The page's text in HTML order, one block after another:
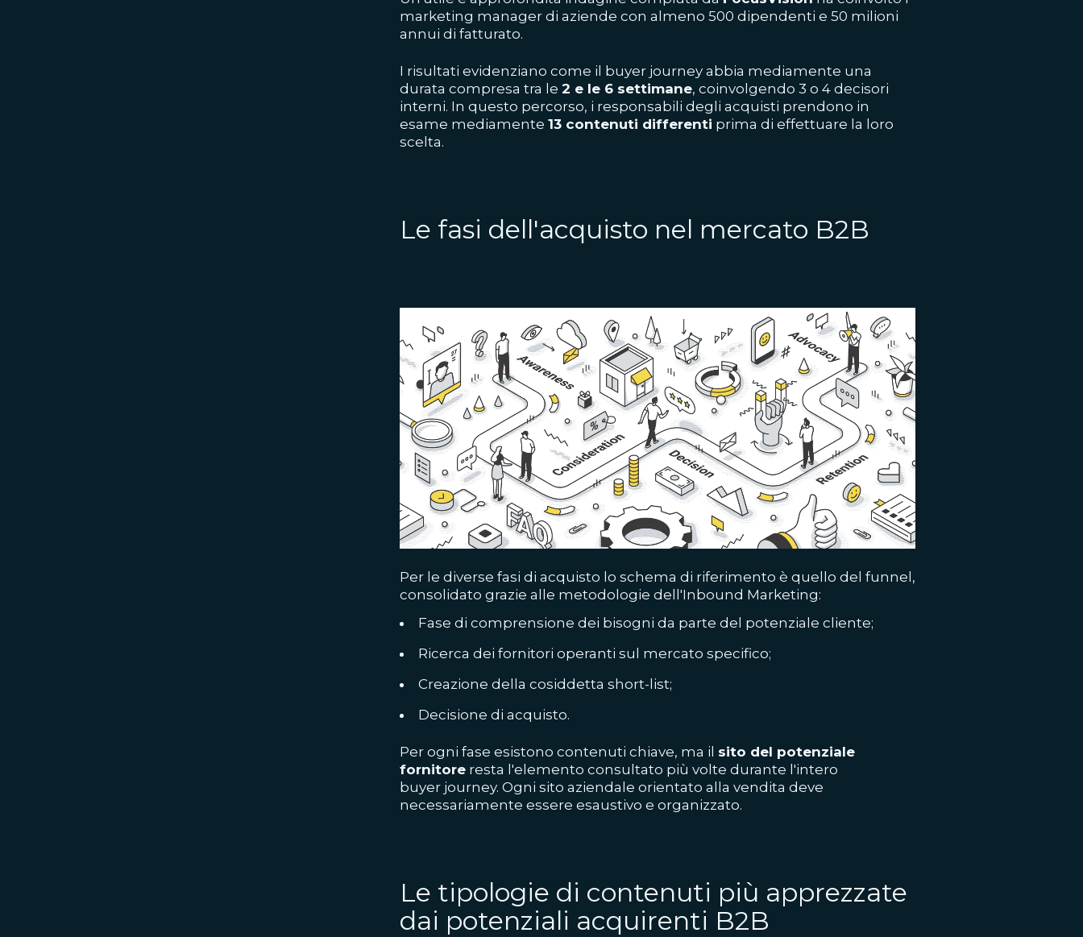
marketing manager di aziende con almeno 500 dipendenti e 50 milioni
annui di fatturato.
I risultati evidenziano come il buyer journey abbia mediamente una
durata compresa tra le 2 e le 6 settimane, coinvolgendo 3 o 4 decisori
interni. In questo percorso, i responsabili degli acquisti prendono in
esame mediamente 13 contenuti differenti prima di effettuare la loro
scelta.
Le fasi dell'acquisto nel mercato B2B
Per le diverse fasi di acquisto lo schema di riferimento è quello del funnel,
consolidato grazie alle metodologie dell'Inbound Marketing:
Fase di comprensione dei bisogni da parte del potenziale cliente;
Ricerca dei fornitori operanti sul mercato specifico;
Creazione della cosiddetta short-list;
Decisione di acquisto.
Per ogni fase esistono contenuti chiave, ma il sito del potenziale
fornitore resta l'elemento consultato più volte durante l'intero
buyer journey. Ogni sito aziendale orientato alla vendita deve
necessariamente essere esaustivo e organizzato.
Le tipologie di contenuti più apprezzate
dai potenziali acquirenti B2B